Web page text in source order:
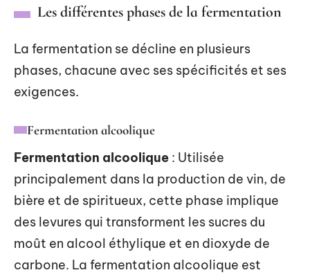
Les différentes phases de la fermentation
La fermentation se décline en plusieurs
phases, chacune avec ses spécificités et ses
exigences.
Fermentation alcoolique
Fermentation alcoolique : Utilisée
principalement dans la production de vin, de
bière et de spiritueux, cette phase implique
des levures qui transforment les sucres du
moût en alcool éthylique et en dioxyde de
carbone. La fermentation alcoolique est